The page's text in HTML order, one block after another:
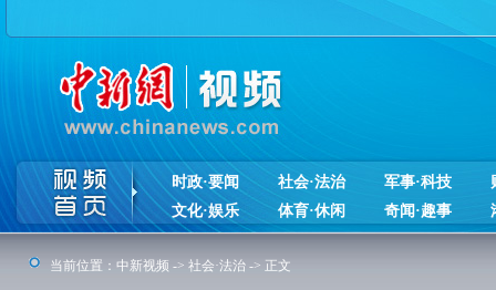
时政·要闻 社会·法治 军事·科技
文化·娱乐
体育·休闲 奇闻·趣事
当前位置： 中新视频 -> 社会·法治 -> 正文